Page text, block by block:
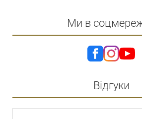
Ми в
Відгуки